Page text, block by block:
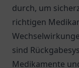
durch, um
richtigen
sind
Medikamente